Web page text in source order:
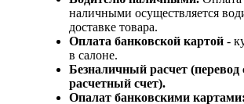
наличными осуществляется
доставке товара.
Оплата банковской картой -
в салоне.
Безналичный расчет (перевод
расчетный счет).
Опалат банковскими